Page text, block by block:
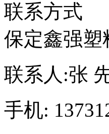
联系方式
保定鑫强塑
联系人:张
手机: